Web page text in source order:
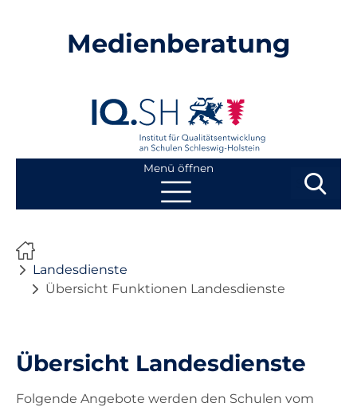
Medienberatung
Menü öffnen
Beratung
Unterricht
Landesdienste
Übersicht Funktionen Landesdienste
Übersicht Landesdienste
Folgende Angebote werden den Schulen vom